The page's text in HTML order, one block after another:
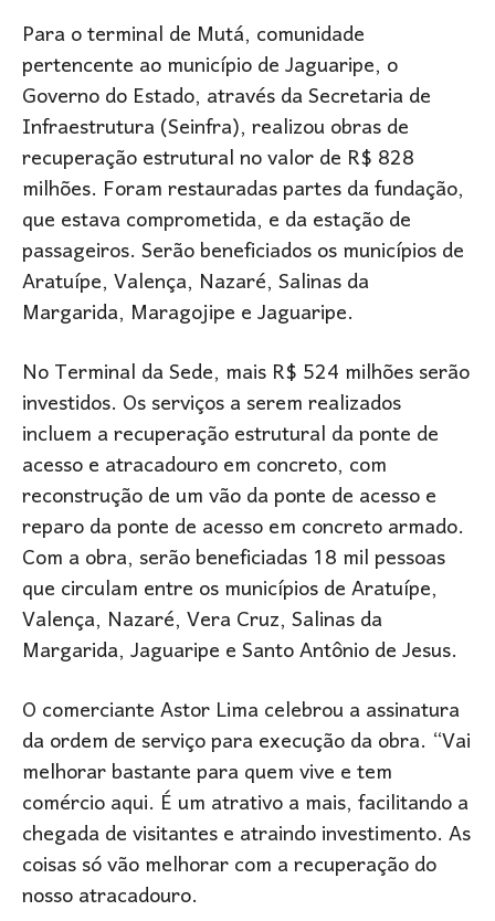
Para o terminal de Mutá, comunidade
pertencente ao município de Jaguaripe, o
Governo do Estado, através da Secretaria de
Infraestrutura (Seinfra), realizou obras de
recuperação estrutural no valor de R$ 828
milhões. Foram restauradas partes da fundação,
que estava comprometida, e da estação de
passageiros. Serão beneficiados os municípios de
Aratuípe, Valença, Nazaré, Salinas da
Margarida, Maragojipe e Jaguaripe.
No Terminal da Sede, mais R$ 524 milhões serão
investidos. Os serviços a serem realizados
incluem a recuperação estrutural da ponte de
acesso e atracadouro em concreto, com
reconstrução de um vão da ponte de acesso e
reparo da ponte de acesso em concreto armado.
Com a obra, serão beneficiadas 18 mil pessoas
que circulam entre os municípios de Aratuípe,
Valença, Nazaré, Vera Cruz, Salinas da
Margarida, Jaguaripe e Santo Antônio de Jesus.
O comerciante Astor Lima celebrou a assinatura
da ordem de serviço para execução da obra. “Vai
melhorar bastante para quem vive e tem
comércio aqui. É um atrativo a mais, facilitando a
chegada de visitantes e atraindo investimento. As
coisas só vão melhorar com a recuperação do
nosso atracadouro.